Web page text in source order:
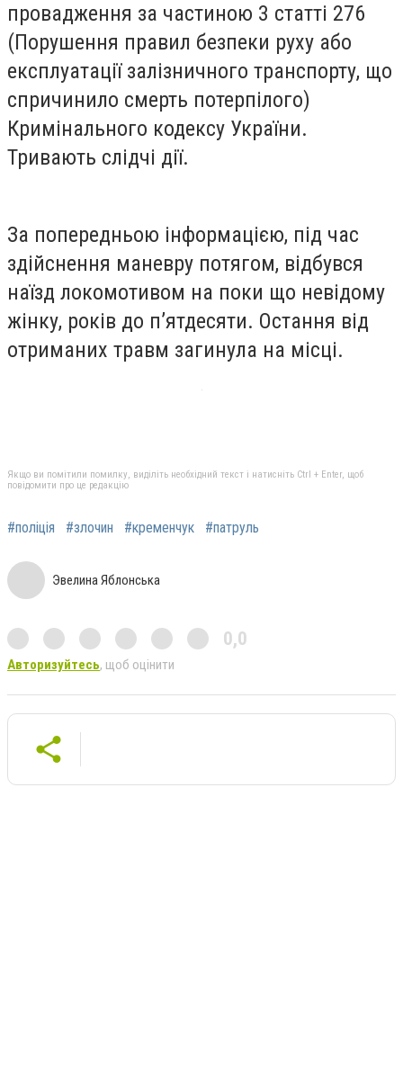
провадження за частиною 3 статті 276
(Порушення правил безпеки руху або
експлуатації залізничного транспорту, що
спричинило смерть потерпілого)
Кримінального кодексу України.
Тривають слідчі дії.
За попередньою інформацією, під час
здійснення маневру потягом, відбувся
наїзд локомотивом на поки що невідому
жінку, років до п’ятдесяти. Остання від
отриманих травм загинула на місці.
Якщо ви помітили помилку, виділіть необхідний текст і натисніть Ctrl + Enter, щоб
повідомити про це редакцію
#поліція #злочин #кременчук #патруль
Эвелина Яблонська
0,0
Авторизуйтесь, щоб оцінити